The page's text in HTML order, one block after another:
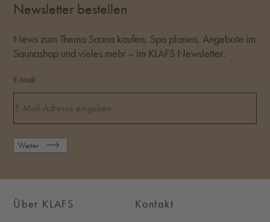
Newsletter bestellen
News zum Thema Sauna kaufen, Spa planen, Angebote im
Saunashop und vieles mehr – im KLAFS Newsletter.
E-Mail
Weiter
Über KLAFS Kontakt